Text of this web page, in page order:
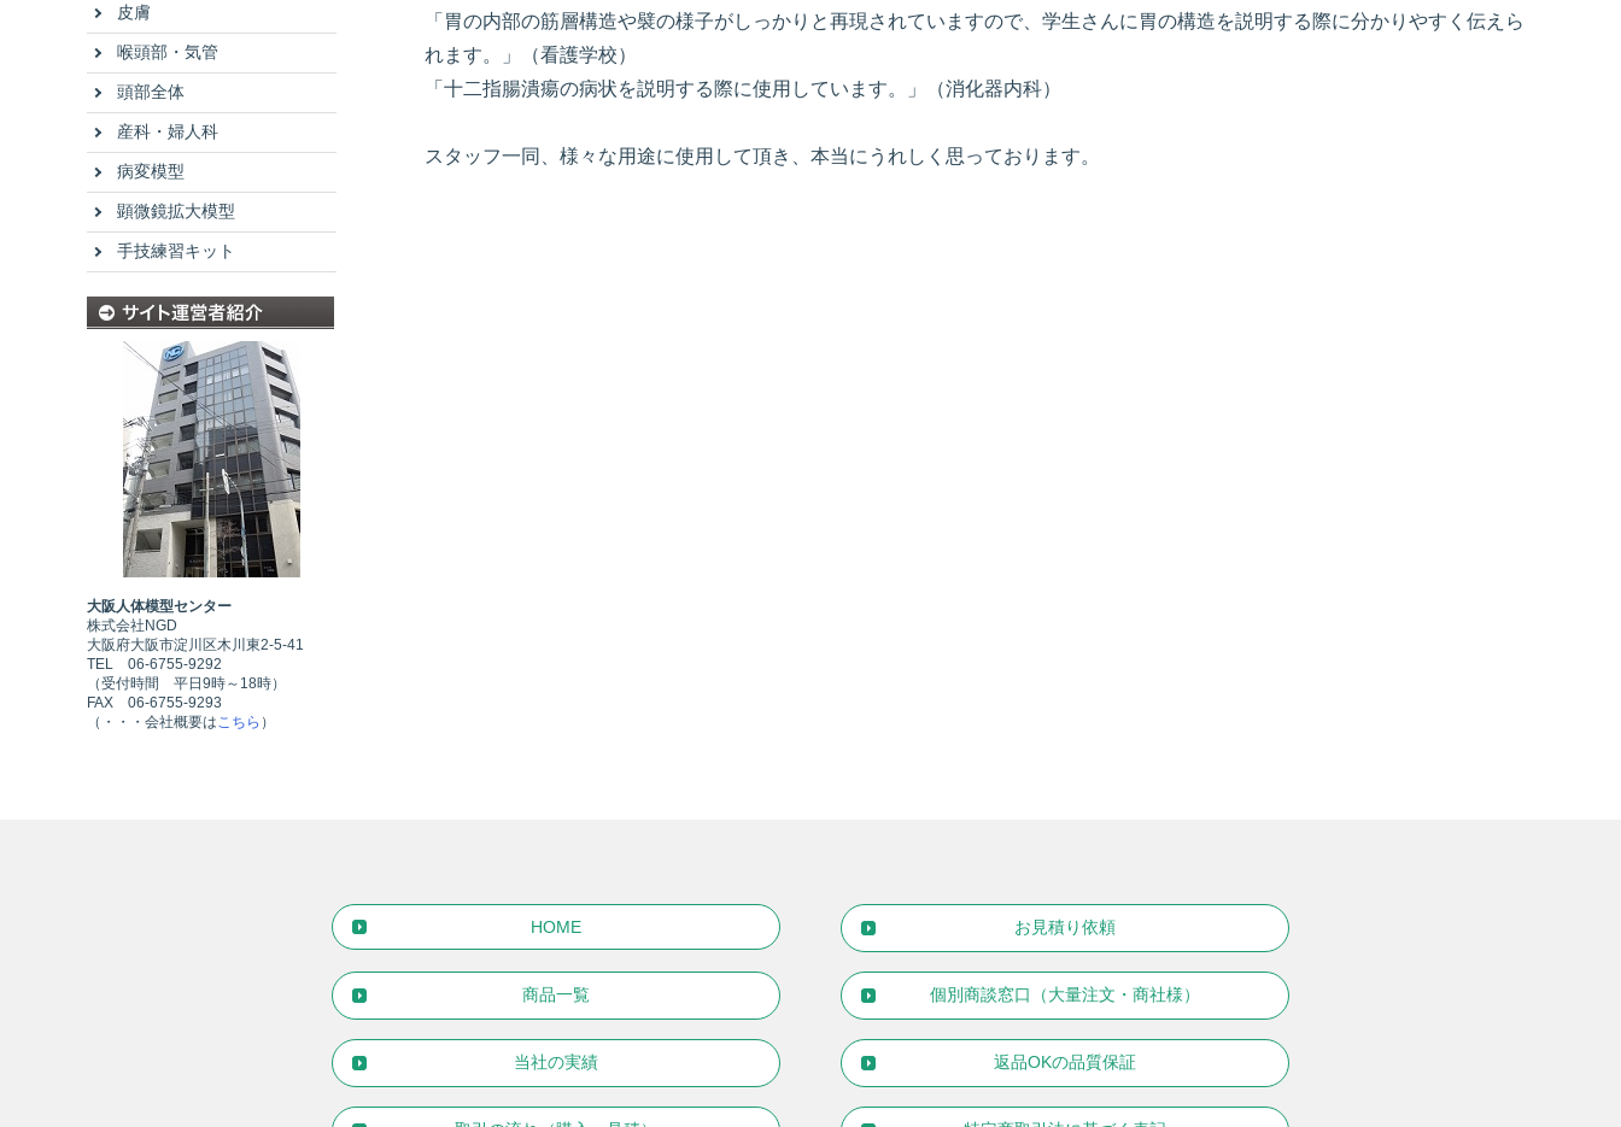
「胃の内部の筋層構造や襞の様子がしっかりと再現されていますので、学生さんに胃の構造を説明する際に分かりやすく伝えら
れます。」（看護学校）
「十二指腸潰瘍の病状を説明する際に使用しています。」（消化器内科）
スタッフ一同、様々な用途に使用して頂き、本当にうれしく思っております。
皮膚
喉頭部・気管
頭部全体
産科・婦人科
病変模型
顕微鏡拡大模型
手技練習キット
大阪人体模型センター
株式会社NGD
大阪府大阪市淀川区木川東2-5-41
TEL 06-6755-9292
（受付時間 平日9時～18時）
FAX 06-6755-9293
（・・・会社概要はこちら ）
HOME お見積り依頼
商品一覧 個別商談窓口（大量注文・商社様）
当社の実績 返品OKの品質保証